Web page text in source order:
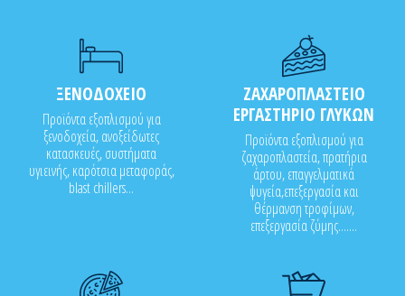
ΞΕΝΟΔΟΧΕΙΟ
Προϊόντα εξοπλισμού για
ξενοδοχεία, ανοξείδωτες
κατασκευές, συστήματα
υγιεινής, καρότσια μεταφοράς,
blast chillers...
ΖΑΧΑΡΟΠΛΑΣΤΕΙΟ
ΕΡΓΑΣΤΗΡΙΟ ΓΛΥΚΩΝ
Προϊόντα εξοπλισμού για
ζαχαροπλαστεία, πρατήρια
άρτου, επαγγελματικά
ψυγεία,επεξεργασία και
θέρμανση τροφίμων,
επεξεργασία ζύμης.......